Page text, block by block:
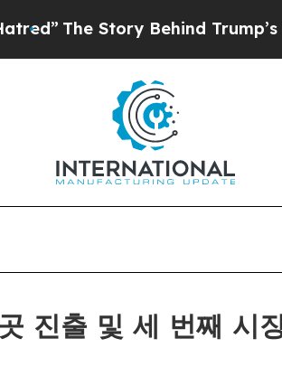
Story Behind Trump’s Terrible
진출 및 세 번째 시